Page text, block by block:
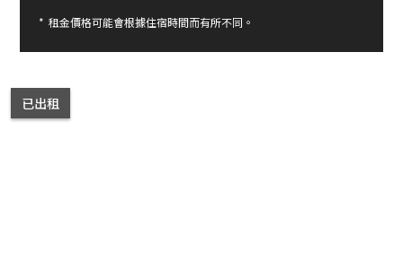
* 租金價格可能會根據住宿時間而有所不同。
已出租